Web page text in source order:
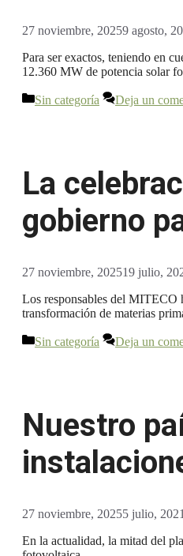
27 noviembre, 20259 agosto,
Para ser exactos, teniendo en
12.360 MW de potencia solar
Categorías
Sin categoría Deja un
La
gobierno
27 noviembre, 202519 julio,
Los responsables del MITECO
transformación de materias
Categorías
Sin categoría Deja un
Nuestro
27 noviembre, 20255 julio, 2021
En la actualidad, la mitad del